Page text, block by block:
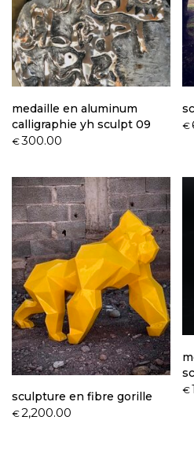
medaille en aluminum
calligraphie yh sculpt 09
€300.00
€
sculpture en fibre gorille
€2,200.00
€